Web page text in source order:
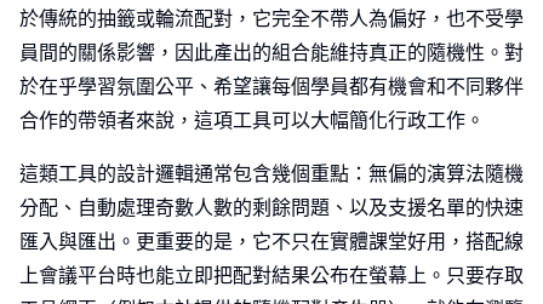
於傳統的抽籤或輪流配對，它完全不帶人為偏好，也不受學
員間的關係影響，因此產出的組合能維持真正的隨機性。對
於在乎學習氛圍公平、希望讓每個學員都有機會和不同夥伴
合作的帶領者來說，這項工具可以大幅簡化行政工作。
這類工具的設計邏輯通常包含幾個重點：無偏的演算法隨機
分配、自動處理奇數人數的剩餘問題、以及支援名單的快速
匯入與匯出。更重要的是，它不只在實體課堂好用，搭配線
上會議平台時也能立即把配對結果公布在螢幕上。只要存取